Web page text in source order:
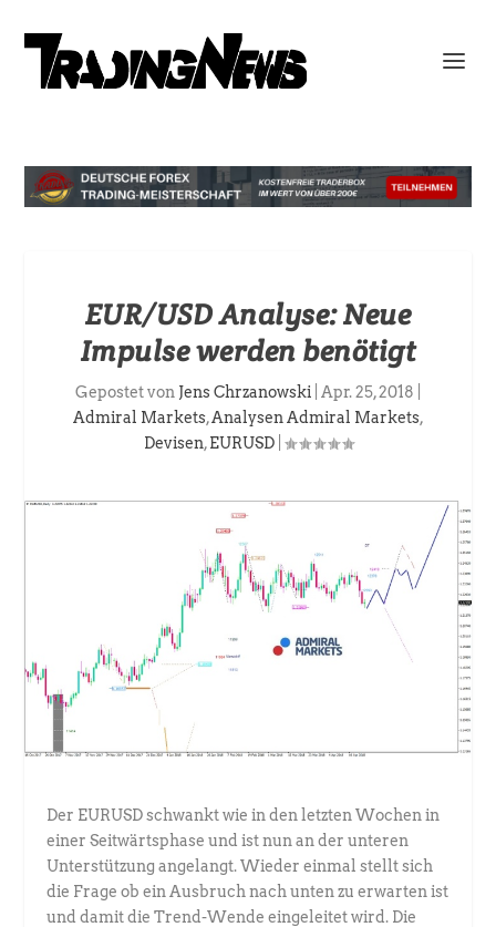
EUR/USD Analyse: Neue
Impulse werden benötigt
Gepostet von Jens Chrzanowski Apr. 25, 2018
Admiral Markets,Analysen Admiral Markets,
Devisen,EURUSD|
Der EURUSD schwankt wie in den letzten Wochen in
einer Seitwärtsphase und ist nun an der unteren
Unterstützung angelangt. Wieder einmal stellt sich
die Frage ob ein Ausbruch nach unten zu erwarten ist
und damit die Trend-Wende eingeleitet wird. Die